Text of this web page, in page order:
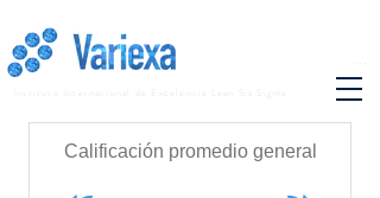
Calificación promedio general